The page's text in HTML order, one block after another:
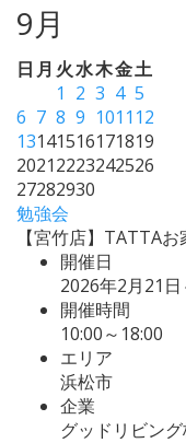
9月
日 月 火水木金土
1 2 3 4 5
6 7 8 9 1011 12
13141516171819
20212223242526
27282930
勉強会
【宮竹店】TATTA
開催日
2026年2月21
開催時間
10:00～18:00
エリア
浜松市
企業
グッドリビン